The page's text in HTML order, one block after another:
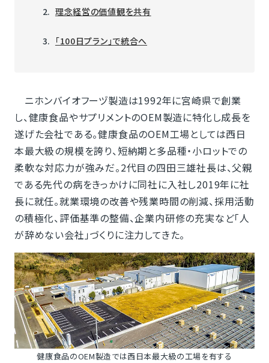
理念経営の価値観を共有
「100日プラン」で統合へ
ニホンバイオフーヅ製造は1992年に宮崎県で創業
し、健康食品やサプリメントのOEM製造に特化し成長を
遂げた会社である。健康食品のOEM工場としては西日
本最大級の規模を誇り、短納期と多品種・小ロットでの
柔軟な対応力が強みだ。2代目の四田三雄社長は、父親
である先代の病をきっかけに同社に入社し2019年に社
長に就任。就業環境の改善や残業時間の削減、採用活動
の積極化、評価基準の整備、企業内研修の充実など「人
が辞めない会社」づくりに注力してきた。
健康食品のOEM製造では西日本最大級の工場を有する